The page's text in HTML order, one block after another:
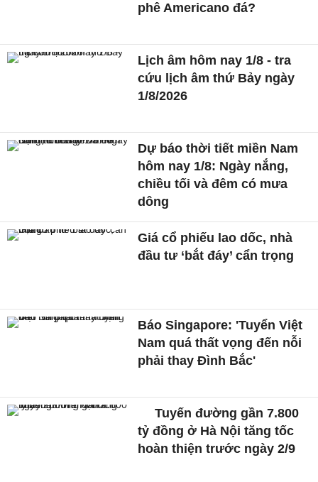
phê Americano đá?
Lịch âm hôm nay 1/8 - tra
cứu lịch âm thứ Bảy ngày
1/8/2026
Dự báo thời tiết miền Nam
hôm nay 1/8: Ngày nắng,
chiều tối và đêm có mưa
dông
Giá cổ phiếu lao dốc, nhà
đầu tư ‘bắt đáy’ cẩn trọng
Báo Singapore: 'Tuyển Việt
Nam quá thất vọng đến nỗi
phải thay Đình Bắc'
Tuyến đường gần 7.800
tỷ đồng ở Hà Nội tăng tốc
hoàn thiện trước ngày 2/9